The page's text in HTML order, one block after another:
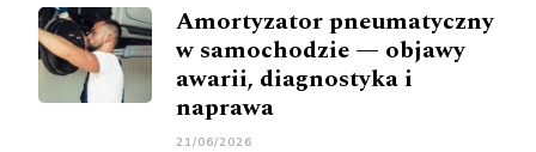
Amortyzator pneumatyczny
w samochodzie — objawy
awarii, diagnostyka i
naprawa
21/06/2026